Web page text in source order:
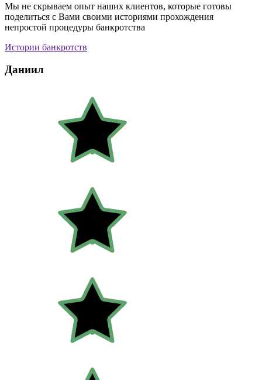
Мы не скрываем опыт наших клиентов, которые готовы
поделиться с Вами своими историями прохождения
непростой процедуры банкротства
Истории банкротств
Даниил